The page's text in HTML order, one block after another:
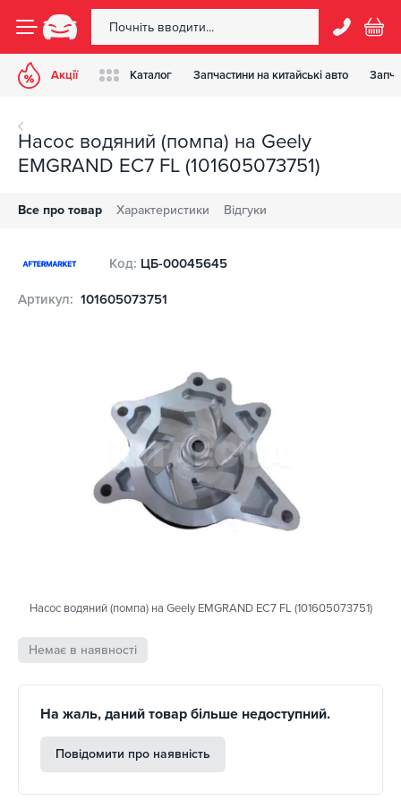
Акції Каталог Запчастини на китайські авто
Насос водяний (помпа) на Geely
EMGRAND EC7 FL (101605073751)
Все про товар Характеристики Відгуки
Код: ЦБ-00045645
Артикул: 101605073751
Насос водяний (помпа) на Geely EMGRAND EC7 FL (101605073751)
Немає в наявності
На жаль, даний товар більше недоступний.
Повідомити про наявність